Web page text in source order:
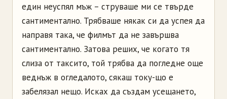
един неуспял мъж – струваше ми се твърде
сантиментално. Трябваше някак си да успея да
направя така, че филмът да не завършва
сантиментално. Затова реших, че когато тя
слиза от таксито, той трябва да погледне още
веднъж в огледалото, сякаш току-що е
забелязал нещо. Исках да създам усещането,